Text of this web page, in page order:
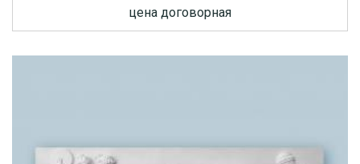
цена договорная